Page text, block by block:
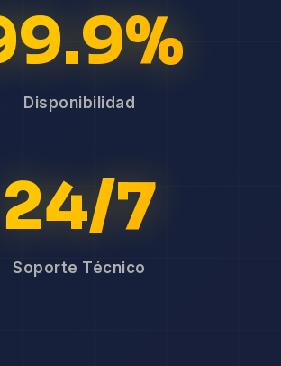
Disponibilidad
24/7
Soporte Técnico